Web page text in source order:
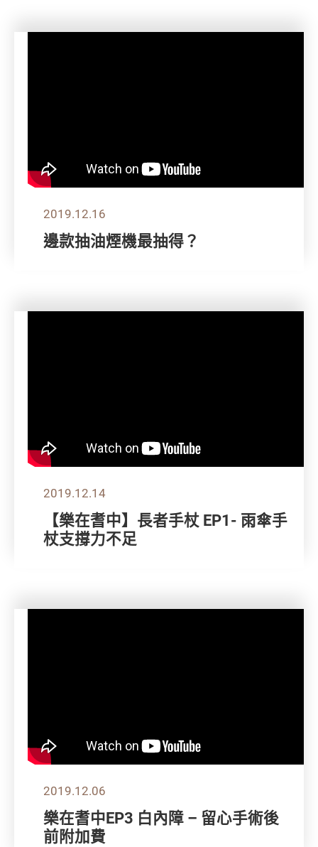
2019.12.16
邊款抽油煙機最抽得？
2019.12.14
【樂在耆中】長者手杖 EP1- 雨傘手
杖支撐力不足
2019.12.06
樂在耆中EP3 白內障 – 留心手術後
前附加費